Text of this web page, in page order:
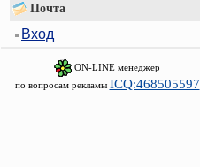
Почта
Вход
ON-LINE менеджер
по вопросам рекламы ICQ:468505597